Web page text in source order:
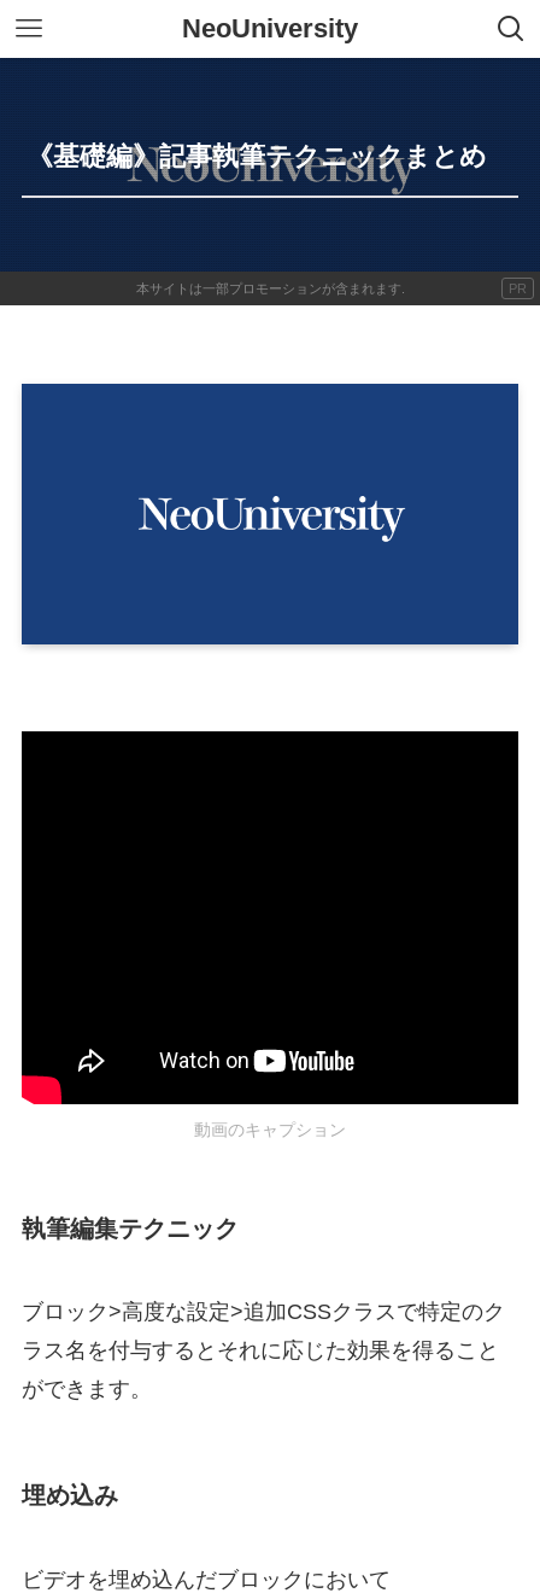
NeoUniversity
《基礎編》記事執筆テクニックまとめ
動画のキャプション
執筆編集テクニック
ブロック >高度な設定>追加CSSクラスで特定のク
ラス名を付与するとそれに応じた効果を得ること
ができます。
埋め込み
ビデオを埋め込んだブロックにおいて